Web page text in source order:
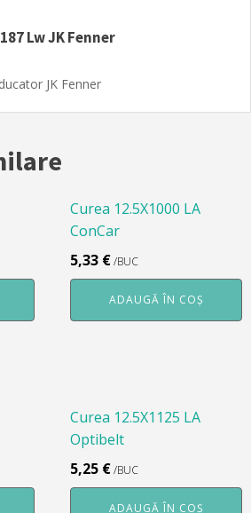
Lw JK Fenner
JK Fenner
Curea 12.5X1000 LA
ConCar
5,33 €/BUC
ADAUGĂ ÎN COȘ
Curea 12.5X1125 LA
Optibelt
5,25 €/BUC
ADAUGĂ ÎN COȘ